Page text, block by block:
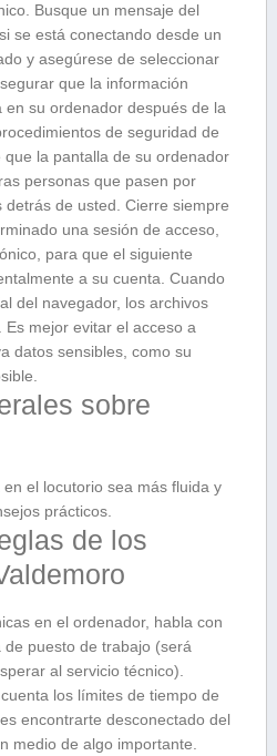
Busque un mensaje del
se está conectando desde un
y asegúrese de seleccionar
que la información
en su ordenador después de la
de seguridad de
la pantalla de su ordenador
personas que pasen por
de usted. Cierre siempre
una sesión de acceso,
para que el siguiente
a su cuenta. Cuando
del navegador, los archivos
mejor evitar el acceso a
datos sensibles, como su
sobre
el locutorio sea más fluida y
prácticos.
de los
en el ordenador, habla con
puesto de trabajo (será
al servicio técnico).
los límites de tiempo de
encontrarte desconectado del
medio de algo importante.